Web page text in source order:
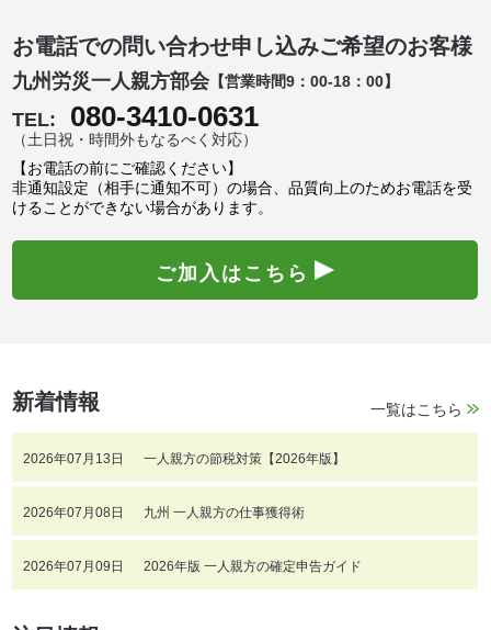
お電話での問い合わせ申し込みご希望のお客様
九州労災一人親方部会【営業時間9：00-18：00】
TEL: 080-3410-0631
（土日祝・時間外もなるべく対応）
【お電話の前にご確認ください】
非通知設定（相手に通知不可）の場合、品質向上のためお電話を受
けることができない場合があります。
ご加入はこちら
新着情報
2026年07月13日 一人親方の節税対策【2026年版】
2026年07月08日 九州 一人親方の仕事獲得術
2026年07月09日 2026年版 一人親方の確定申告ガイド
一覧はこちら